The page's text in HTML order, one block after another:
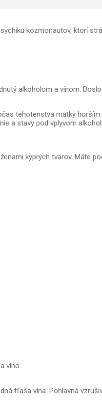
kozmonautov, ktorí
alkoholom a vínom.
tehotenstva matky
a stavy pod vplyvom
kyprých tvarov. Máte
víno.
fľaša vína. Pohlavná